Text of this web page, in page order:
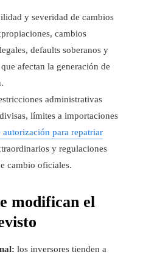
y severidad de cambios
cambios
defaults soberanos y
afectan la generación de
administrativas
límites a importaciones
autorización para repatriar
y regulaciones
cambio oficiales.
modifican el
los inversores tienden a